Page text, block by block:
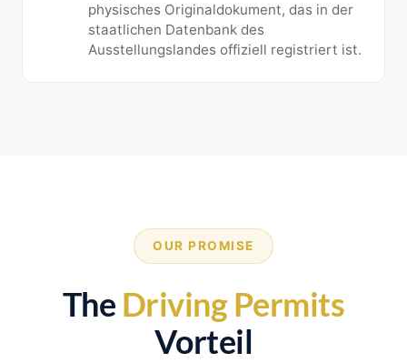
physisches Originaldokument, das in der
staatlichen Datenbank des
Ausstellungslandes offiziell registriert ist.
OUR PROMISE
The Driving Permits
Vorteil